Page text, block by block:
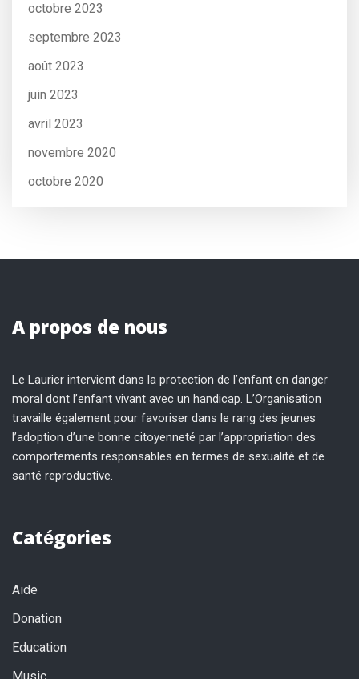
octobre 2023
septembre 2023
août 2023
juin 2023
avril 2023
novembre 2020
octobre 2020
A propos de nous
Le Laurier intervient dans la protection de l’enfant en danger
moral dont l’enfant vivant avec un handicap. L’Organisation
travaille également pour favoriser dans le rang des jeunes
l’adoption d’une bonne citoyenneté par l’appropriation des
comportements responsables en termes de sexualité et de
santé reproductive.
Catégories
Aide
Donation
Education